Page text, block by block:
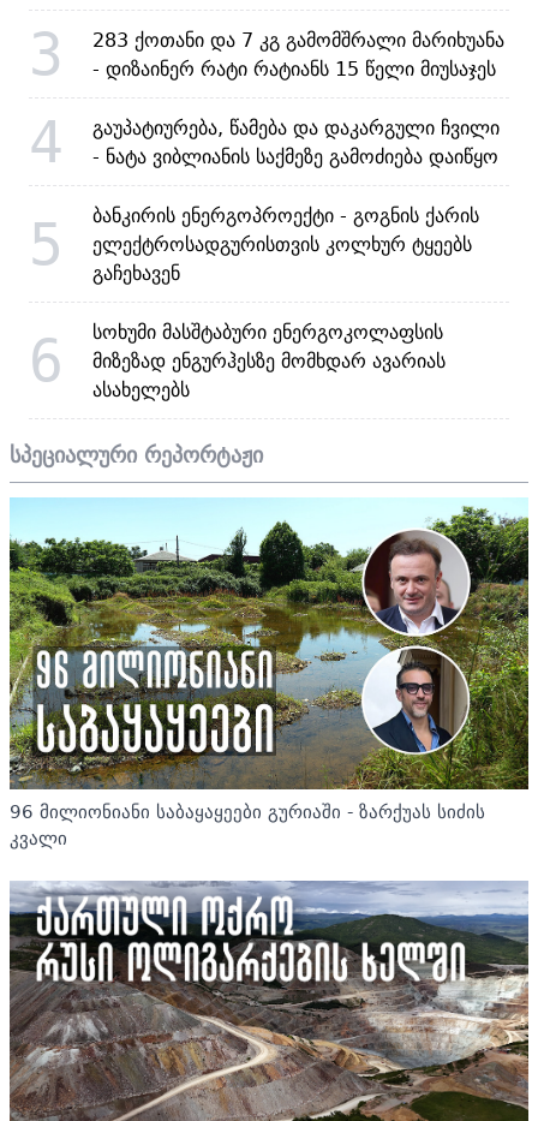
3
283 ქოთანი და 7 კგ გამომშრალი მარიხუანა
- დიზაინერ რატი რატიანს 15 წელი მიუსაჯეს
4
გაუპატიურება, წამება და დაკარგული ჩვილი
- ნატა ვიბლიანის საქმეზე გამოძიება დაიწყო
5
ბანკირის ენერგოპროექტი - გოგნის ქარის
ელექტროსადგურისთვის კოლხურ ტყეებს
გაჩეხავენ
6
სოხუმი მასშტაბური ენერგოკოლაფსის
მიზეზად ენგურჰესზე მომხდარ ავარიას
ასახელებს
სპეციალური რეპორტაჟი
96 მილიონიანი საბაყაყეები გურიაში - ზარქუას სიძის
კვალი